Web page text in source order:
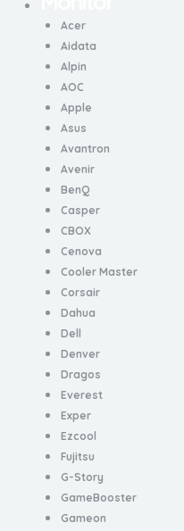
Acer
Aidata
Alpin
AOC
Apple
Asus
Avantron
Avenir
BenQ
Casper
CBOX
Cenova
Cooler Master
Corsair
Dahua
Dell
Denver
Dragos
Everest
Exper
Ezcool
Fujitsu
G-Story
GameBooster
Gameon